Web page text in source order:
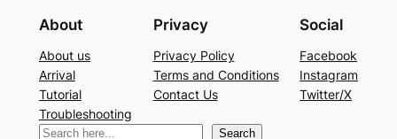
About
About us
Arrival
Tutorial
Troubleshooting
Privacy
Privacy Policy
Terms and Conditions
Contact Us
Social
Facebook
Instagram
Twitter/X
検
Search